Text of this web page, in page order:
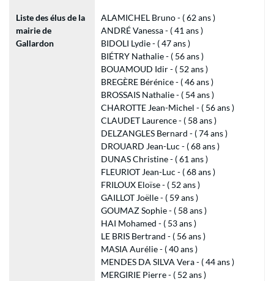
Liste des élus de la
mairie de
Gallardon
ALAMICHEL Bruno - ( 62 ans )
ANDRÉ Vanessa - ( 41 ans )
BIDOLI Lydie - ( 47 ans )
BIÉTRY Nathalie - ( 56 ans )
BOUAMOUD Idir - ( 52 ans )
BREGÈRE Bérénice - ( 46 ans )
BROSSAIS Nathalie - ( 54 ans )
CHAROTTE Jean-Michel - ( 56 ans )
CLAUDET Laurence - ( 58 ans )
DELZANGLES Bernard - ( 74 ans )
DROUARD Jean-Luc - ( 68 ans )
DUNAS Christine - ( 61 ans )
FLEURIOT Jean-Luc - ( 68 ans )
FRILOUX Eloïse - ( 52 ans )
GAILLOT Joëlle - ( 59 ans )
GOUMAZ Sophie - ( 58 ans )
HAI Mohamed - ( 53 ans )
LE BRIS Bertrand - ( 56 ans )
MASIA Aurélie - ( 40 ans )
MENDES DA SILVA Vera - ( 44 ans )
MERGIRIE Pierre - ( 52 ans )